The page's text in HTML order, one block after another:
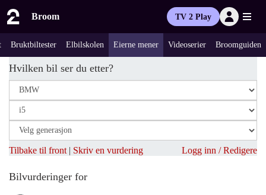
Broom TV 2 Play
Bruktbiltester Elbilskolen Eierne mener Videoserier Broomguiden
Hvilken bil ser du etter?
Tilbake til front | Skriv en vurdering Logg inn / Redigere
Bilvurderinger for